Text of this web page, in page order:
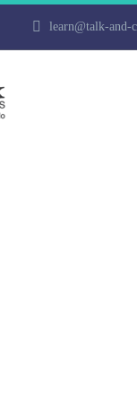
learn@talk-and-